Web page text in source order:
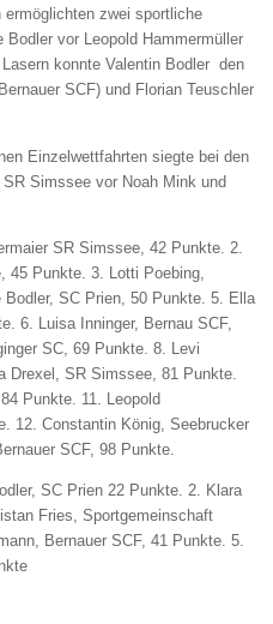
ermöglichten zwei sportliche
vor Leopold Hammermüller
konnte Valentin Bodler den
SCF) und Florian Teuschler
Einzelwettfahrten siegte bei den
Simssee vor Noah Mink und
SR Simssee, 42 Punkte. 2.
45 Punkte. 3. Lotti Poebing,
SC Prien, 50 Punkte. 5. Ella
6. Luisa Inninger, Bernau SCF,
SC, 69 Punkte. 8. Levi
SR Simssee, 81 Punkte.
Punkte. 11. Leopold
12. Constantin König, Seebrucker
SCF, 98 Punkte.
SC Prien 22 Punkte. 2. Klara
Fries, Sportgemeinschaft
Bernauer SCF, 41 Punkte. 5.